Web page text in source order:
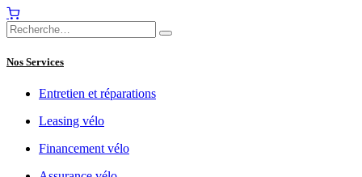
Nos Services
Entretien et réparations
Leasing vélo
Financement vélo